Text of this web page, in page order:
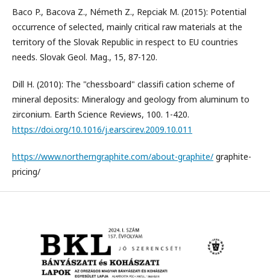
Baco P., Bacova Z., Németh Z., Repciak M. (2015): Potential
occurrence of selected, mainly critical raw materials at the
territory of the Slovak Republic in respect to EU countries
needs. Slovak Geol. Mag., 15, 87-120.
Dill H. (2010): The "chessboard" classifi cation scheme of
mineral deposits: Mineralogy and geology from aluminum to
zirconium. Earth Science Reviews, 100. 1-420.
https://doi.org/10.1016/j.earscirev.2009.10.011
https://www.northerngraphite.com/about-graphite/ graphite-
pricing/